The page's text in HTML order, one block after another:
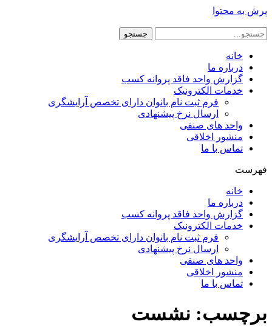
پرش به محتوا
جستجو
خانه
درباره ما
گزارش واحد فاقد پروانه کسب
خدمات الکترونیک
فرم ثبت نام بانوان دارای تخصص آرایشگری
ارسال نرخ پیشنهادی
واحد های صنفی
منشور اخلاقی
تماس با ما
فهرست
خانه
درباره ما
گزارش واحد فاقد پروانه کسب
خدمات الکترونیک
فرم ثبت نام بانوان دارای تخصص آرایشگری
ارسال نرخ پیشنهادی
واحد های صنفی
منشور اخلاقی
تماس با ما
برچسب: نشست